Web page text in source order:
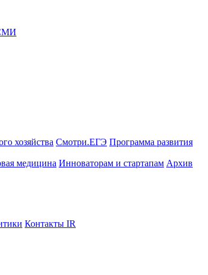
хозяйства Смотри.ЕГЭ Программа развития
медицина Инноваторам и стартапам Архив
Контакты IR